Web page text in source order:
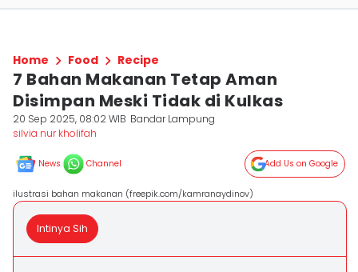
Home Food Recipe
7 Bahan Makanan Tetap Aman
Disimpan Meski Tidak di Kulkas
20 Sep 2025, 08:02 WIB Bandar Lampung
silvia nur kholifah
News Channel Add Us on Google
ilustrasi bahan makanan (freepik.com/kamranaydinov)
Intinya Sih